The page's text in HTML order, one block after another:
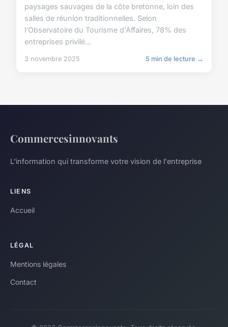
paysages sauvages de la côte bretonne, loin des
salles de réunion traditionnelles. Selon
l'Observatoire du Tourisme d'Affaires, 78% des
entreprises privilé...
3 novembre 2025 5 min de lecture →
Commercesinnovants
L'information qui transforme votre vision de l'entreprise
LIENS
Accueil
LÉGAL
Mentions légales
Contact